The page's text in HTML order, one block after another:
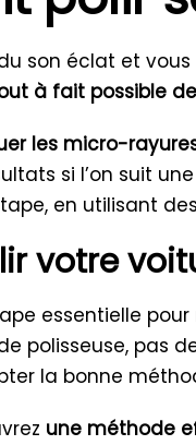
son éclat et
à fait possible
les micro-
si l’on suit
en utilisant
votre
essentielle
polisseuse, pas
la bonne
une méthode